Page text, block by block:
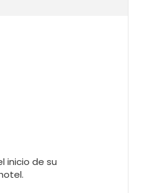
inicio de su